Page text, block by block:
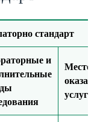
стандарт
и
Место
услуги